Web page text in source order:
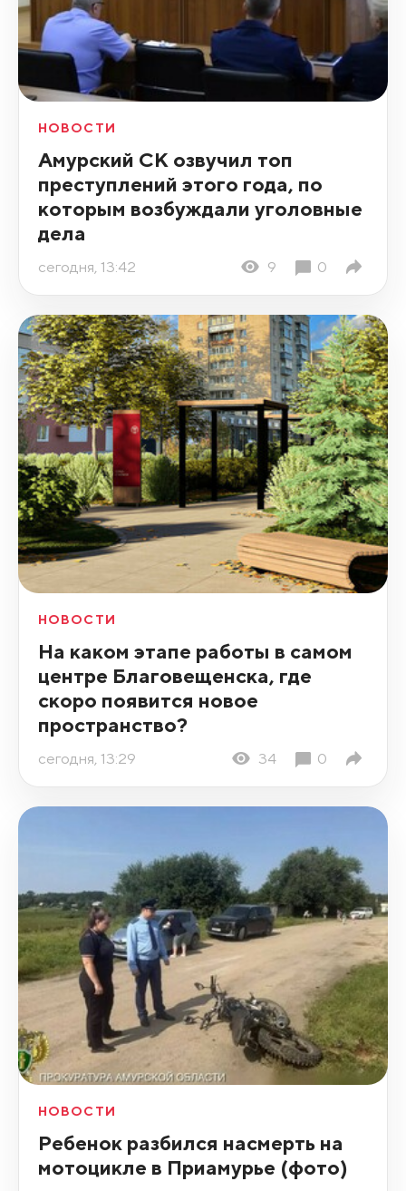
НОВОСТИ
Амурский СК озвучил топ
преступлений этого года, по
которым возбуждали уголовные
дела
сегодня, 13:42 9 0
НОВОСТИ
На каком этапе работы в самом
центре Благовещенска, где
скоро появится новое
пространство?
сегодня, 13:29 34 0
НОВОСТИ
Ребенок разбился насмерть на
мотоцикле в Приамурье (фото)